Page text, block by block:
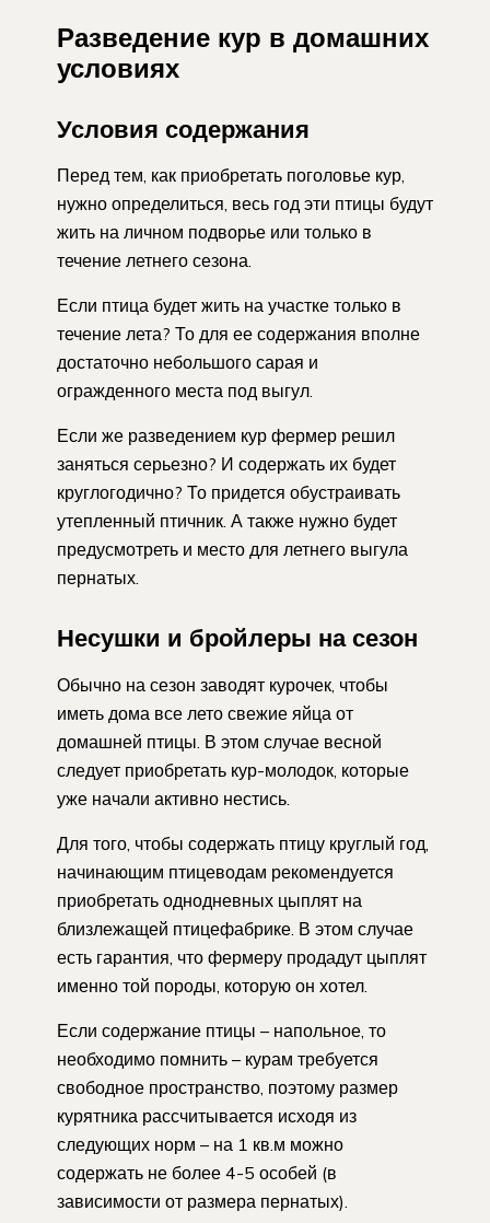
Разведение кур в домашних
условиях
Условия содержания
Перед тем, как приобретать поголовье кур,
нужно определиться, весь год эти птицы будут
жить на личном подворье или только в
течение летнего сезона.
Если птица будет жить на участке только в
течение лета? То для ее содержания вполне
достаточно небольшого сарая и
огражденного места под выгул.
Если же разведением кур фермер решил
заняться серьезно? И содержать их будет
круглогодично? То придется обустраивать
утепленный птичник. А также нужно будет
предусмотреть и место для летнего выгула
пернатых.
Несушки и бройлеры на сезон
Обычно на сезон заводят курочек, чтобы
иметь дома все лето свежие яйца от
домашней птицы. В этом случае весной
следует приобретать кур-молодок, которые
уже начали активно нестись.
Для того, чтобы содержать птицу круглый год,
начинающим птицеводам рекомендуется
приобретать однодневных цыплят на
близлежащей птицефабрике. В этом случае
есть гарантия, что фермеру продадут цыплят
именно той породы, которую он хотел.
Если содержание птицы – напольное, то
необходимо помнить – курам требуется
свободное пространство, поэтому размер
курятника рассчитывается исходя из
следующих норм – на 1 кв.м можно
содержать не более 4-5 особей (в
зависимости от размера пернатых).